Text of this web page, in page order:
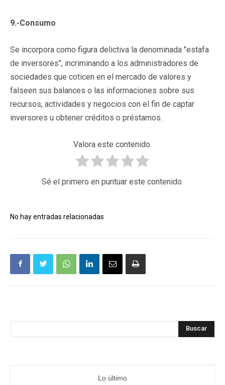
9.-Consumo
Se incorpora como figura delictiva la denominada "estafa
de inversores", incriminando a los administradores de
sociedades que coticen en el mercado de valores y
falseen sus balances o las informaciones sobre sus
recursos, actividades y negocios con el fin de captar
inversores u obtener créditos o préstamos.
Valora este contenido.
Sé el primero en puntuar este contenido.
No hay entradas relacionadas
Buscar
Lo último